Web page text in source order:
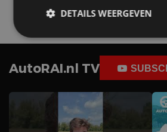
AutoRAI.nl TV
DETAILS WEERGEVEN
Strikt noodzakelijk
Functioneel
Niet-
Strikt noodzakelijke cookies maken
kernfunctionaliteiten van de
gebruikersaanmelding en
website kan niet goed worden